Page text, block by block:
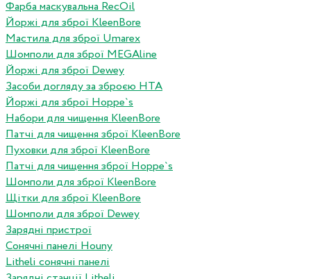
Фарба маскувальна RecOil
Йоржі для зброї KleenBore
Мастила для зброї Umarex
Шомполи для зброї MEGAline
Йоржі для зброї Dewey
Засоби догляду за зброєю HTA
Йоржі для зброї Hoppe`s
Набори для чищення KleenBore
Патчі для чищення зброї KleenBore
Пуховки для зброї KleenBore
Патчі для чищення зброї Hoppe`s
Шомполи для зброї KleenBore
Щітки для зброї KleenBore
Шомполи для зброї Dewey
Зарядні пристрої
Сонячні панелі Houny
Litheli сонячні панелі